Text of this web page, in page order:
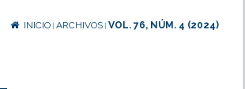
INICIO ARCHIVOS VOL. 76, NÚM. 4 (2024)